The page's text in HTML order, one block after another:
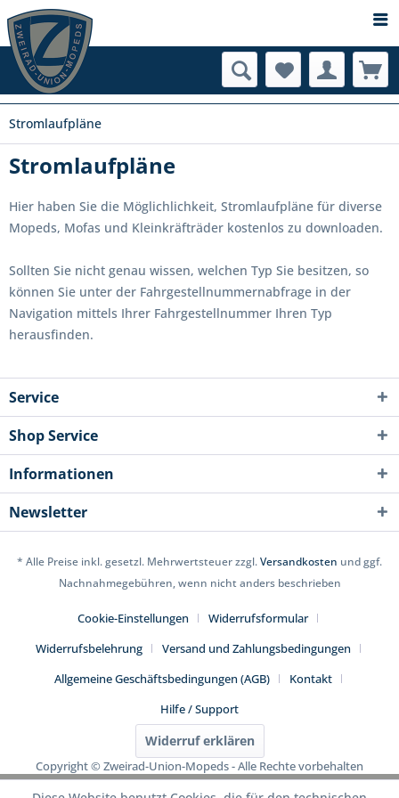
Stromlaufpläne
Stromlaufpläne
Hier haben Sie die Möglichlichkeit, Stromlaufpläne für diverse
Mopeds, Mofas und Kleinkräfträder kostenlos zu downloaden.
Sollten Sie nicht genau wissen, welchen Typ Sie besitzen, so
können Sie unter der Fahrgestellnummernabfrage in der
Navigation mittels Ihrer Fahrgestellnummer Ihren Typ
herausfinden.
Service
Shop Service
Informationen
Newsletter
* Alle Preise inkl. gesetzl. Mehrwertsteuer zzgl.Versandkosten und ggf.
Nachnahmegebühren, wenn nicht anders beschrieben
Cookie-Einstellungen
Widerrufsformular
Widerrufsbelehrung
Versand und Zahlungsbedingungen
Allgemeine Geschäftsbedingungen (AGB)
Kontakt
Hilfe / Support
Widerruf erklären
Copyright © Zweirad-Union-Mopeds - Alle Rechte vorbehalten